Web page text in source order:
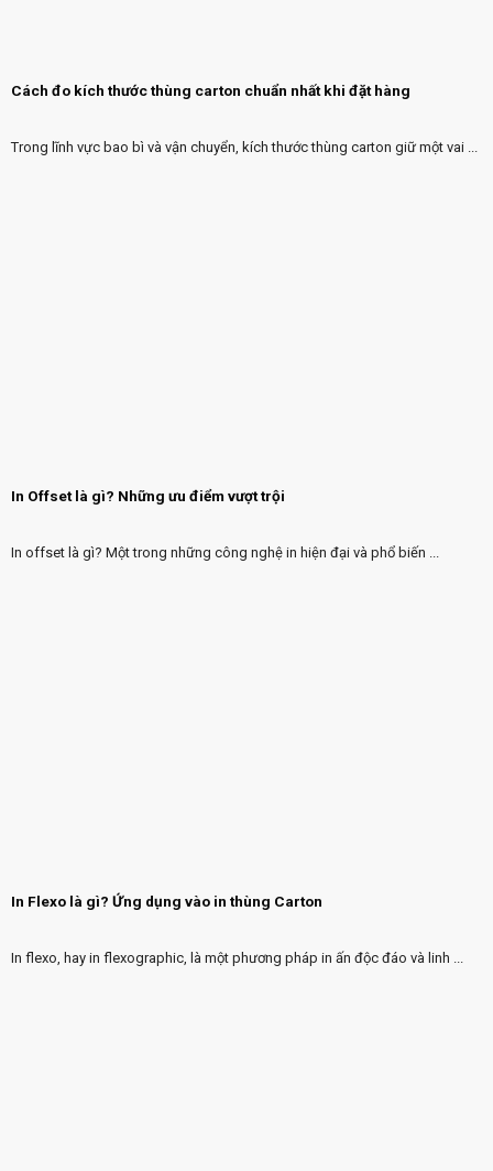
Cách đo kích thước thùng carton chuẩn nhất khi đặt hàng
Trong lĩnh vực bao bì và vận chuyển, kích thước thùng carton giữ một vai ...
In Offset là gì? Những ưu điểm vượt trội
In offset là gì? Một trong những công nghệ in hiện đại và phổ biến ...
In Flexo là gì? Ứng dụng vào in thùng Carton
In flexo, hay in flexographic, là một phương pháp in ấn độc đáo và linh ...